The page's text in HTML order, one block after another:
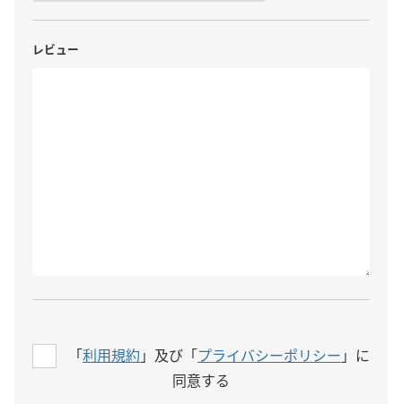
レビュー
「利用規約 」及び「プライバシーポリシー 」に
同意する